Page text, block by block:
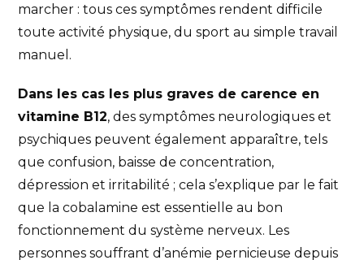
marcher : tous ces symptômes rendent difficile
toute activité physique, du sport au simple travail
manuel.
Dans les cas les plus graves de carence en
vitamine B12, des symptômes neurologiques et
psychiques peuvent également apparaître, tels
que confusion, baisse de concentration,
dépression et irritabilité ; cela s’explique par le fait
que la cobalamine est essentielle au bon
fonctionnement du système nerveux. Les
personnes souffrant d’anémie pernicieuse depuis